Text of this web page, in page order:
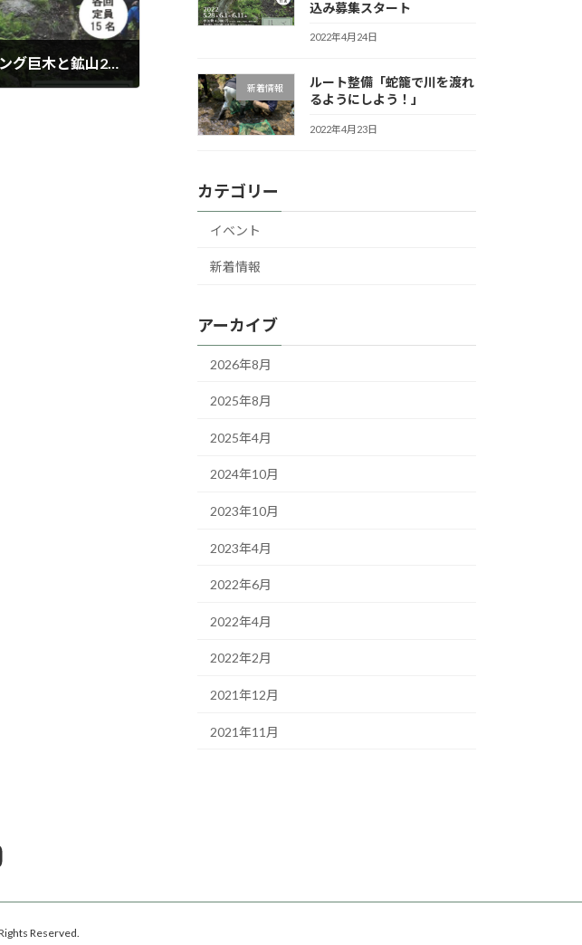
「土倉の森秘境トレッキング巨木と鉱山2022春編」申し込み募集スタート
込み募集スタート
2022年4月24日
新着情報
ルート整備「蛇籠で川を渡れ
るようにしよう！」
2022年4月23日
カテゴリー
イベント
新着情報
アーカイブ
2026年8月
2025年8月
2025年4月
2024年10月
2023年10月
2023年4月
2022年6月
2022年4月
2022年2月
2021年12月
2021年11月
Reserved.